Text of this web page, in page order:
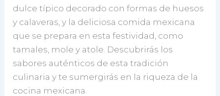
dulce típico decorado con formas de huesos
y calaveras, y la deliciosa comida mexicana
que se prepara en esta festividad, como
tamales, mole y atole. Descubrirás los
sabores auténticos de esta tradición
culinaria y te sumergirás en la riqueza de la
cocina mexicana.